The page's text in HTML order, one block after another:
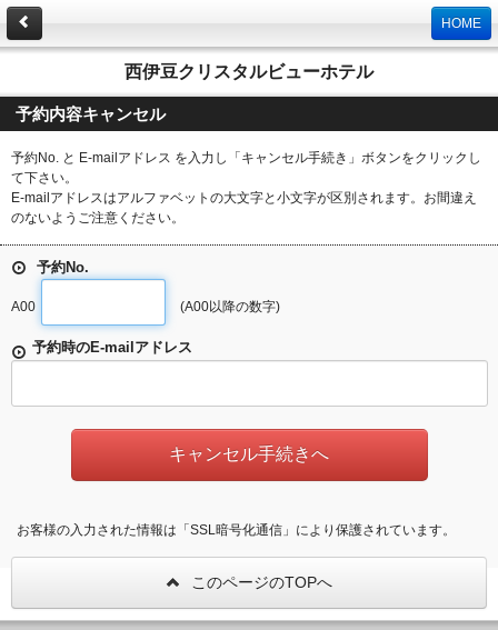
HOME
西伊豆クリスタルビューホテル
予約内容キャンセル
予約No. と E-mailアドレス を入力し「キャンセル手続き」ボタンをクリックし
て下さい。
E-mailアドレスはアルファベットの大文字と小文字が区別されます。お間違え
のないようご注意ください。
予約No.
A00 (A00以降の数字)
予約時のE-mailアドレス
お客様の入力された情報は「SSL暗号化通信」により保護されています。
このページのTOPへ